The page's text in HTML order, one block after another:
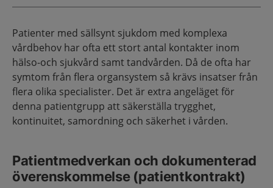
Patienter med sällsynt sjukdom med komplexa
vårdbehov har ofta ett stort antal kontakter inom
hälso-och sjukvård samt tandvården. Då de ofta har
symtom från flera organsystem så krävs insatser från
flera olika specialister. Det är extra angeläget för
denna patientgrupp att säkerställa trygghet,
kontinuitet, samordning och säkerhet i vården.
Patientmedverkan och dokumenterad
överenskommelse (patientkontrakt)